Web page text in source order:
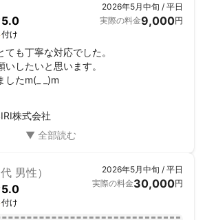
5.0
け
2026年5月中旬 / 平日
実際の料金9,000円
も丁寧な対応でした。
いしたいと思います。
したm(_ _)m
株式会社
男性）
5.0
け
2026年5月中旬 / 平日
実際の料金30,000円